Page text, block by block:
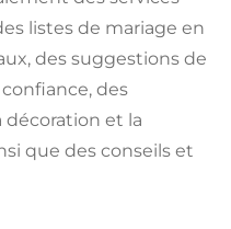
listes de mariage en
des suggestions de
des
décoration et la
que des conseils et